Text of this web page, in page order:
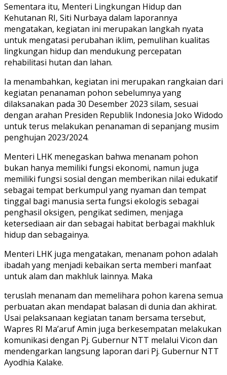
Sementara itu, Menteri Lingkungan Hidup dan
Kehutanan RI, Siti Nurbaya dalam laporannya
mengatakan, kegiatan ini merupakan langkah nyata
untuk mengatasi perubahan iklim, pemulihan kualitas
lingkungan hidup dan mendukung percepatan
rehabilitasi hutan dan lahan.
Ia menambahkan, kegiatan ini merupakan rangkaian dari
kegiatan penanaman pohon sebelumnya yang
dilaksanakan pada 30 Desember 2023 silam, sesuai
dengan arahan Presiden Republik Indonesia Joko Widodo
untuk terus melakukan penanaman di sepanjang musim
penghujan 2023/2024.
Menteri LHK menegaskan bahwa menanam pohon
bukan hanya memiliki fungsi ekonomi, namun juga
memiliki fungsi sosial dengan memberikan nilai edukatif
sebagai tempat berkumpul yang nyaman dan tempat
tinggal bagi manusia serta fungsi ekologis sebagai
penghasil oksigen, pengikat sedimen, menjaga
ketersediaan air dan sebagai habitat berbagai makhluk
hidup dan sebagainya.
Menteri LHK juga mengatakan, menanam pohon adalah
ibadah yang menjadi kebaikan serta memberi manfaat
untuk alam dan makhluk lainnya. Maka
teruslah menanam dan memelihara pohon karena semua
perbuatan akan mendapat balasan di dunia dan akhirat.
Usai pelaksanaan kegiatan tanam bersama tersebut,
Wapres RI Ma’aruf Amin juga berkesempatan melakukan
komunikasi dengan Pj. Gubernur NTT melalui Vicon dan
mendengarkan langsung laporan dari Pj. Gubernur NTT
Ayodhia Kalake.